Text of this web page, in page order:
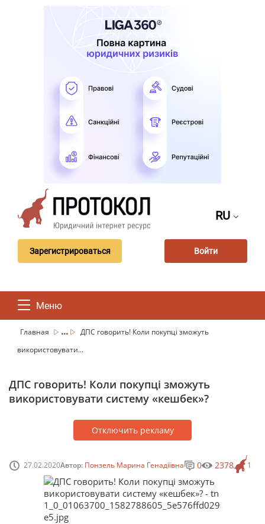
RU
Зарегистрироваться Войти
Меню
Главная ...
ДПС говорить! Коли покупці зможуть
використовувати...
ДПС говорить! Коли покупці зможуть
використовувати систему «кешбек»?
Отключить рекламу
27.02.2020Автор: Понзель Марина Генадіївна 1
0 2378